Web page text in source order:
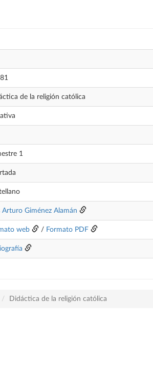
de la religión católica
1
Arturo Giménez Alamán
web / Formato PDF
Didáctica de la religión católica